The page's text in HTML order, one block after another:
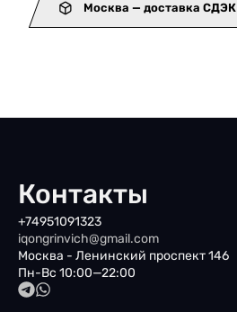
Москва — доставка СДЭК
Контакты
+74951091323
iqongrinvich@gmail.com
Москва - Ленинский проспект 146
Пн-Вс 10:00—22:00